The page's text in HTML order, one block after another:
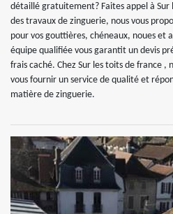
détaillé gratuitement? Faites appel à Sur
des travaux de zinguerie, nous vous
pour vos gouttières, chéneaux, noues et
équipe qualifiée vous garantit un devis
frais caché. Chez Sur les toits de france
vous fournir un service de qualité et
matière de zinguerie.